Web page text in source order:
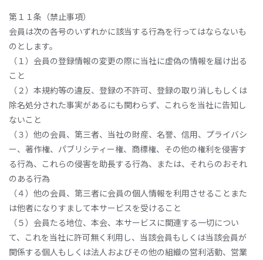
第１１条（禁止事項）
会員は次の各号のいずれかに該当する行為を行ってはならないも
のとします。
（１）会員の登録情報の変更の際に当社に虚偽の情報を届け出る
こと
（２）本規約等の違反、登録の不許可、登録の取り消しもしくは
除名処分された事実があるにも関わらず、これらを当社に告知し
ないこと
（３）他の会員、第三者、当社の財産、名誉、信用、プライバシ
ー、著作権、パブリシティー権、商標権、その他の権利を侵害す
る行為、これらの侵害を助長する行為、または、それらのおそれ
のある行為
（４）他の会員、第三者に会員の個人情報を利用させることまた
は他者になりすまして本サービスを受けること
（５）会員たる地位、本会、本サービスに関連する一切につい
て、これを当社に許可無く利用し、当該会員もしくは当該会員が
関係する個人もしくは法人およびその他の組織の営利活動、営業